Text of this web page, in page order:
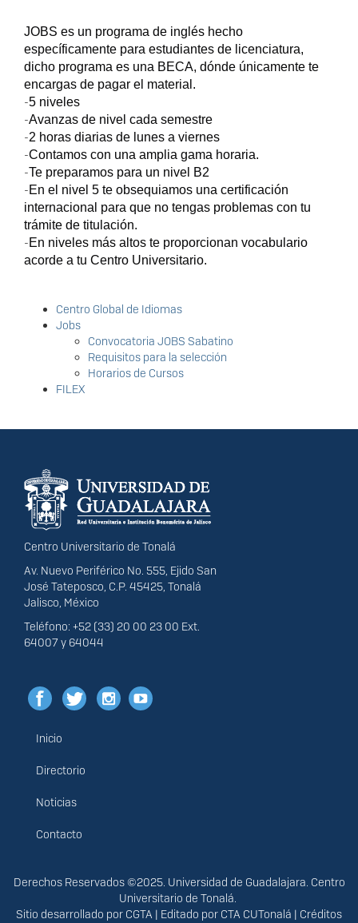
JOBS es un programa de inglés hecho
específicamente para estudiantes de licenciatura,
dicho programa es una BECA, dónde únicamente te
encargas de pagar el material.
-5 niveles
-Avanzas de nivel cada semestre
-2 horas diarias de lunes a viernes
-Contamos con una amplia gama horaria.
-Te preparamos para un nivel B2
-En el nivel 5 te obsequiamos una certificación
internacional para que no tengas problemas con tu
trámite de titulación.
-En niveles más altos te proporcionan vocabulario
acorde a tu Centro Universitario.
Centro Global de Idiomas
Jobs
Convocatoria JOBS Sabatino
Requisitos para la selección
Horarios de Cursos
FILEX
Información del
portal
Centro Universitario de Tonalá
Av. Nuevo Periférico No. 555, Ejido San
José Tateposco, C.P. 45425, Tonalá
Jalisco, México
Teléfono: +52 (33) 20 00 23 00 Ext.
64007 y 64044
Menú
principal
Inicio
Directorio
Noticias
Contacto
Derechos
Derechos Reservados ©2025. Universidad de Guadalajara. Centro
Universitario de Tonalá.
Sitio desarrollado por CGTA | Editado por CTA CUTonalá | Créditos